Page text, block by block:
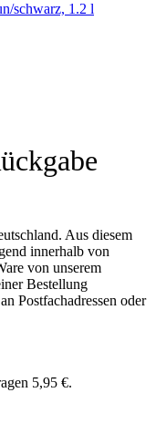
schwarz, 1.2 l
Aus diesem
innerhalb von
von unserem
Bestellung
Postfachadressen oder
5,95 €.